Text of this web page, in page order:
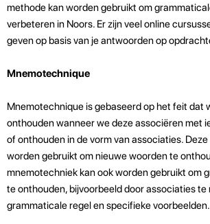
methode kan worden gebruikt om
verbeteren in Noors. Er zijn veel online
geven op basis van je antwoorden op
Mnemotechnique
Mnemotechnique is gebaseerd op het feit dat
onthouden wanneer we deze associëren met
of onthouden in de vorm van associaties.
worden gebruikt om nieuwe woorden te
mnemotechniek kan ook worden gebruikt om
te onthouden, bijvoorbeeld door associaties te
grammaticale regel en specifieke voorbeelden.